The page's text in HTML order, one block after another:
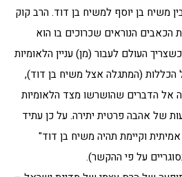
משיח בן יוסף למשיח בן דוד. הרב קוק
הנוראים שכרוכים בו הוא
העולם לעבור (מן) עניין הלאומיות
הכללות (המתגלה אצל משיח בן דוד),
אל הדברים שהושרשו מצד הלאומיות
של אהבה פרטית יתירה. על כן עתיד
וקיימת תהיה משיח בן דוד"
על פי ההקשר).